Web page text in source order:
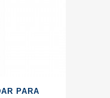
PARA